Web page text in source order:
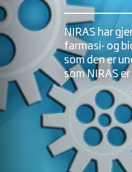
NIRAS har
farmasi- og
som den er
som NIRAS